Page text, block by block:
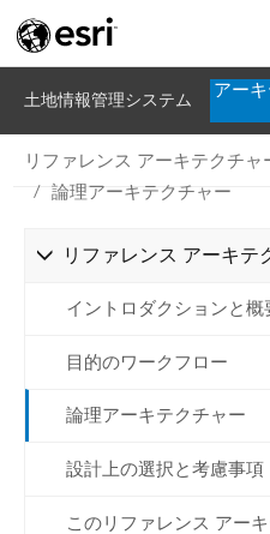
土地情報管理システム
アー
リファレンス アーキテクチャ
論理アーキテクチャー
リファレンス アーキテ
イントロダクションと概
目的のワークフロー
論理アーキテクチャー
設計上の選択と考慮事項
このリファレンス アー